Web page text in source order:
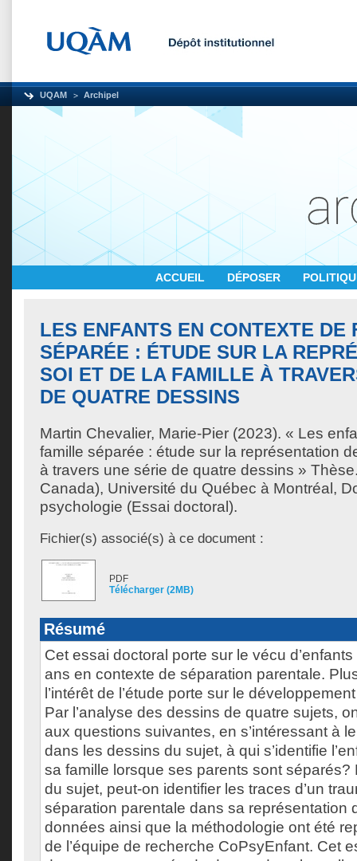
UQAM Archipel
ACCUEIL DÉPOSER
LES ENFANTS EN CONTEXTE DE
SÉPARÉE : ÉTUDE SUR LA
SOI ET DE LA FAMILLE À
DE QUATRE DESSINS
Martin Chevalier, Marie-Pier (2023). « Les
famille séparée : étude sur la représentation
à travers une série de quatre dessins »
Canada), Université du Québec à Montréal,
psychologie (Essai doctoral).
Fichier(s) associé(s) à ce document :
PDF
Télécharger (2MB)
Résumé
Cet essai doctoral porte sur le vécu
ans en contexte de séparation parentale.
l’intérêt de l’étude porte sur le
Par l’analyse des dessins de quatre sujets,
aux questions suivantes, en s’intéressant à
dans les dessins du sujet, à qui s’identifie
sa famille lorsque ses parents sont séparés?
du sujet, peut-on identifier les traces d’un
séparation parentale dans sa représentation
données ainsi que la méthodologie ont été
de l’équipe de recherche CoPsyEnfant. Cet